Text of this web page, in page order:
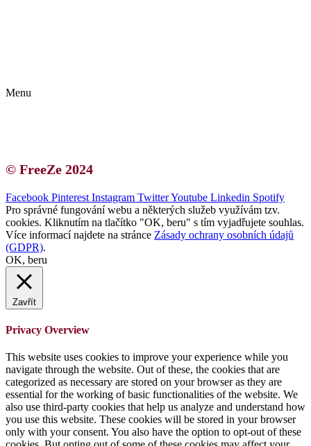
Menu
© FreeZe 2024
Facebook Pinterest Instagram TwitterYoutube Linkedin Spotify
Pro správné fungování webu a některých služeb využívám tzv.
cookies. Kliknutím na tlačítko "OK, beru" s tím vyjadřujete souhlas.
Více informací najdete na stránce Zásady ochrany osobních údajů
(GDPR).
OK, beru
Zavřít
Privacy Overview
This website uses cookies to improve your experience while you
navigate through the website. Out of these, the cookies that are
categorized as necessary are stored on your browser as they are
essential for the working of basic functionalities of the website. We
also use third-party cookies that help us analyze and understand how
you use this website. These cookies will be stored in your browser
only with your consent. You also have the option to opt-out of these